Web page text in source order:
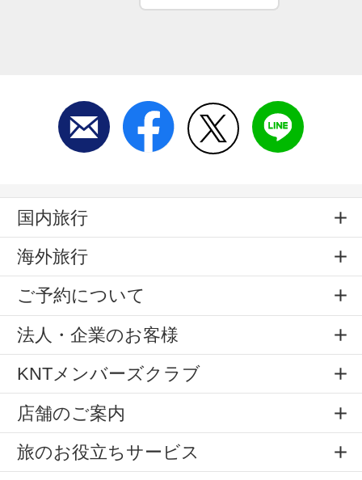
国内旅行
海外旅行
ご予約について
法人・企業のお客様
KNTメンバーズクラブ
店舗のご案内
旅のお役立ちサービス